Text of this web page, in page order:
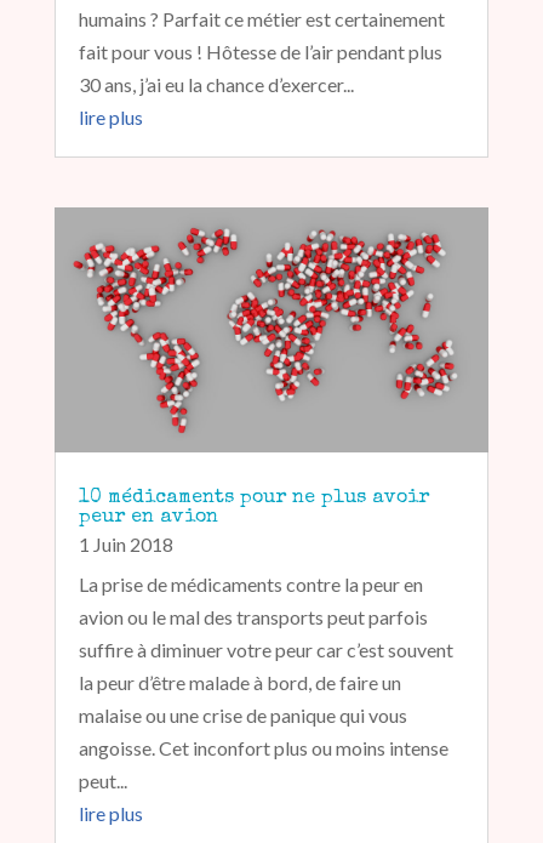
humains ? Parfait ce métier est certainement
fait pour vous ! Hôtesse de l’air pendant plus
30 ans, j’ai eu la chance d’exercer...
lire plus
10 médicaments pour ne plus avoir
peur en avion
1 Juin 2018
La prise de médicaments contre la peur en
avion ou le mal des transports peut parfois
suffire à diminuer votre peur car c’est souvent
la peur d’être malade à bord, de faire un
malaise ou une crise de panique qui vous
angoisse. Cet inconfort plus ou moins intense
peut...
lire plus